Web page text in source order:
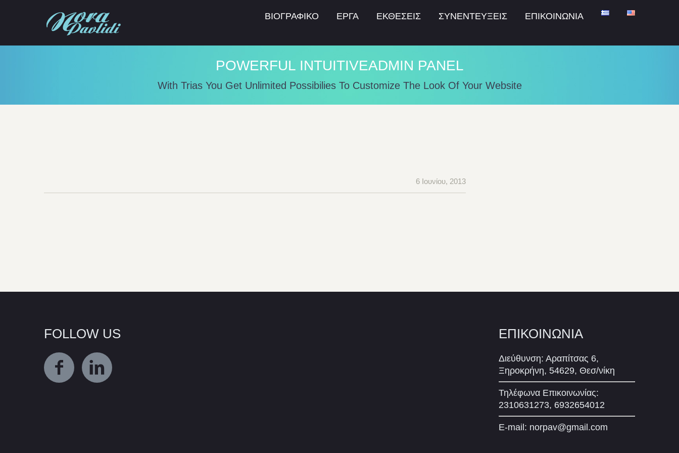
ΒΙΟΓΡΑΦΙΚΟ ΕΡΓΑ ΕΚΘΕΣΕΙΣ ΣΥΝΕΝΤΕΥΞΕΙΣ ΕΠΙΚΟΙΝΩΝΙΑ
POWERFUL INTUITIVEADMIN PANEL
With Trias You Get Unlimited Possibilies To Customize The Look Of Your Website
6 Ιουνίου, 2013
FOLLOW US ΕΠΙΚΟΙΝΩΝΙΑ
Διεύθυνση: Αραπίτσας 6,
Ξηροκρήνη, 54629, Θεσ/νίκη
Τηλέφωνα Επικοινωνίας:
2310631273, 6932654012
E-mail: norpav@gmail.com